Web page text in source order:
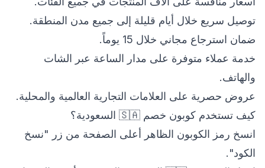
توصيل سريع خلال أيام قليلة إلى جميع مدن المنطقة.
ضمان استرجاع مجاني خلال 15 يوماً.
خدمة عملاء متوفرة على مدار الساعة عبر الشات
والهاتف.
عروض حصرية على العلامات التجارية العالمية والمحلية.
كيف تستخدم كوبون خصم 🇸🇦 السعودية؟
انسخ رمز الكوبون الظاهر أعلى الصفحة من زر "نسخ
الكود".